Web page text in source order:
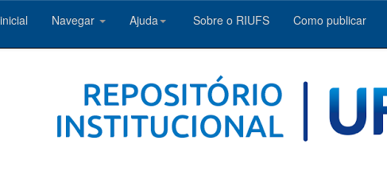
Navegar Ajuda Sobre o RIUFS Como publicar